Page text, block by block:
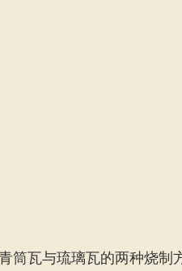
筒瓦与琉璃瓦的两种烧制